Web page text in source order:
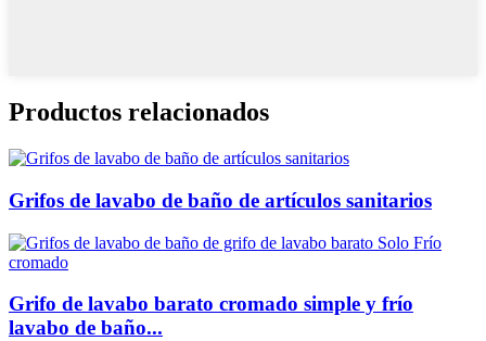
Productos relacionados
Grifos de lavabo de baño de artículos sanitarios
Grifo de lavabo barato cromado simple y frío
lavabo de baño...